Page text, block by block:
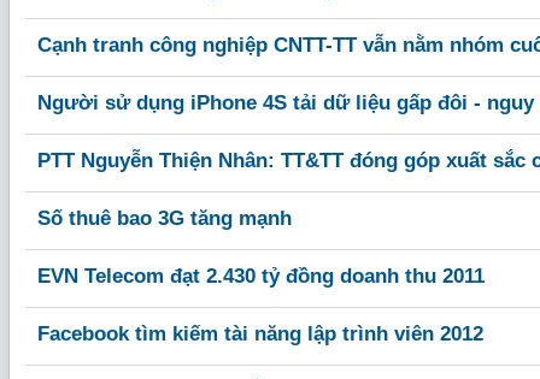
Cạnh tranh công nghiệp CNTT-TT vẫn nằm nhóm
Người sử dụng iPhone 4S tải dữ liệu gấp đôi - nguy
PTT Nguyễn Thiện Nhân: TT&TT đóng góp xuất sắc
Số thuê bao 3G tăng mạnh
EVN Telecom đạt 2.430 tỷ đồng doanh thu 2011
Facebook tìm kiếm tài năng lập trình viên 2012